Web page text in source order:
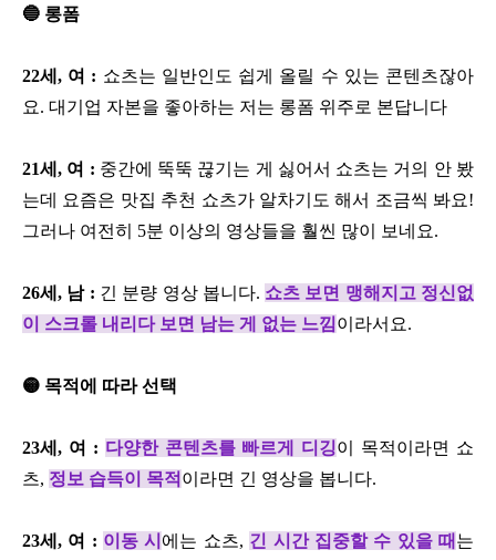
🔵 롱폼
22세, 여 : 쇼츠는 일반인도 쉽게 올릴 수 있는 콘텐츠잖아
요. 대기업 자본을 좋아하는 저는 롱폼 위주로 본답니다
21세, 여 : 중간에 뚝뚝 끊기는 게 싫어서 쇼츠는 거의 안 봤
는데 요즘은 맛집 추천 쇼츠가 알차기도 해서 조금씩 봐요!
그러나 여전히 5분 이상의 영상들을 훨씬 많이 보네요.
26세, 남 : 긴 분량 영상 봅니다. 쇼츠 보면 맹해지고 정신없
이 스크롤 내리다 보면 남는 게 없는 느낌 이라서요.
🟡 목적에 따라 선택
23세, 여 : 다양한 콘텐츠를 빠르게 디깅이 목적이라면 쇼
츠, 정보 습득이 목적 이라면 긴 영상을 봅니다.
23세, 여 : 이동 시 에는 쇼츠, 긴 시간 집중할 수 있을 때 는